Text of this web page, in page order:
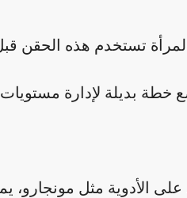
تستخدم هذه الحقن
خطة بديلة لإدارة
على الأدوية مثل